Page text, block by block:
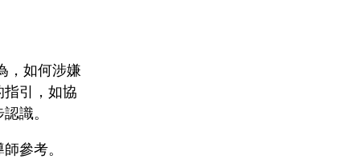
，如何涉嫌
引，如協
識。
參考。